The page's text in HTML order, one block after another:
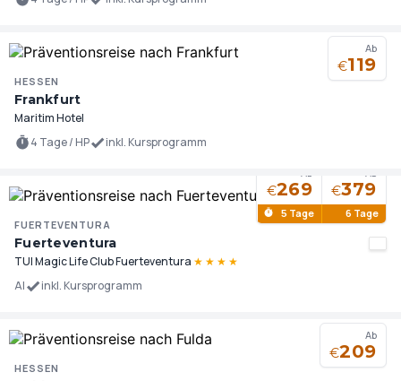
Ab
€119
HESSEN
Frankfurt
Maritim Hotel
4 Tage / HP
inkl. Kursprogramm
€269
5 Tage
€379
6 Tage
FUERTEVENTURA
Fuerteventura
TUI Magic Life Club Fuerteventura ★ ★ ★ ★
AI
inkl. Kursprogramm
Ab
€209
HESSEN